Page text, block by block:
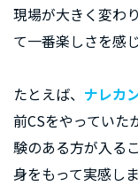
現場が大きく変わ
て一番楽しさを感
たとえば、 ナレカ
前CSをやっていた
験のある方が入る
身をもって実感しま